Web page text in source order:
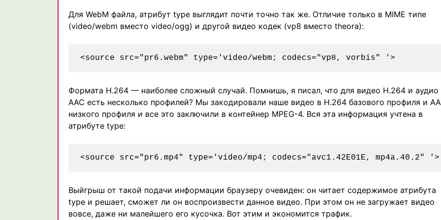
Для WebM файла, атрибут type выглядит почти точно так же. Отличие только в MIME типе
(video/webm вместо video/ogg) и другой видео кодек (vp8 вместо theora):
Формата H.264 — наиболее сложный случай. Помнишь, я писал, что для видео H.264 и аудио
AAC есть несколько профилей? Мы закодировали наше видео в H.264 базового профиля и
низкого профиля и все это заключили в контейнер MPEG-4. Вся эта информация учтена в
атрибуте type:
Выйгрыш от такой подачи информации браузеру очевиден: он читает содержимое атрибута
type и решает, сможет ли он воспроизвести данное видео. При этом он не загружает видео
вовсе, даже ни малейшего его кусочка. Вот этим и экономится трафик.